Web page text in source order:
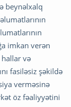
beynəlxalq
imkan verən
hallar və
fasiləsiz şəkildə
verməsinə
öz fəaliyyətini